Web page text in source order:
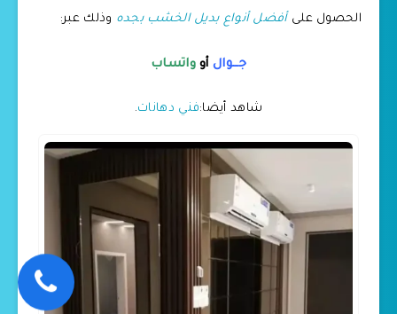
الحصول علىأفضل أنواع بديل الخشب بجده وذلك عبر:
جــوالأوواتساب
شاهد أيضا:فني دهانات.